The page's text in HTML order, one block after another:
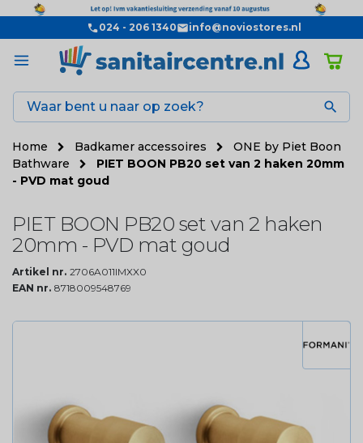
024 - 206 1340 info@noviostores.nl

Home Badkamer accessoires
ONE by Piet Boon
Bathware
PIET BOON PB20 set van 2 haken 20mm
- PVD mat goud
PIET BOON PB20 set van 2 haken
20mm - PVD mat goud
Artikel nr. 2706A011IMXX0
EAN nr. 8718009548769